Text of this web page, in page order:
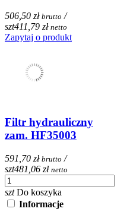
506,50 zł brutto /
szt411,79 zł netto
Zapytaj o produkt
Filtr hydrauliczny
zam. HF35003
591,70 zł brutto /
szt481,06 zł netto
szt Do koszyka
Informacje